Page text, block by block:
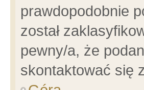
prawdopodobnie
został
pewny/a, że
skontaktować się